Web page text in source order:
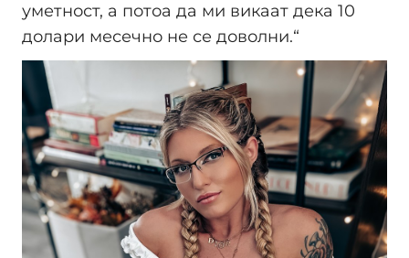
уметност, а потоа да ми викаат дека 10
долари месечно не се доволни.“